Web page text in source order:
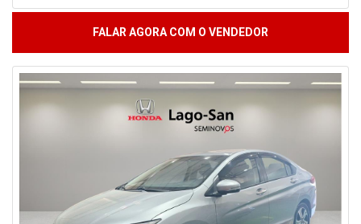
FALAR AGORA COM O VENDEDOR